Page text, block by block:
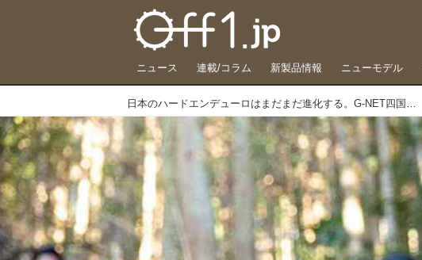
ニュース 連載/コラム 新製品情報 ニューモデル
日本のハードエンデューロはまだまだ進化する。G-NET四国・特別選抜戦